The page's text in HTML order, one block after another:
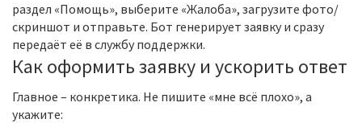
раздел «Помощь», выберите «Жалоба», загрузите фото/
скриншот и отправьте. Бот генерирует заявку и сразу
передаёт её в службу поддержки.
Как оформить заявку и ускорить ответ
Главное – конкретика. Не пишите «мне всё плохо», а
укажите: